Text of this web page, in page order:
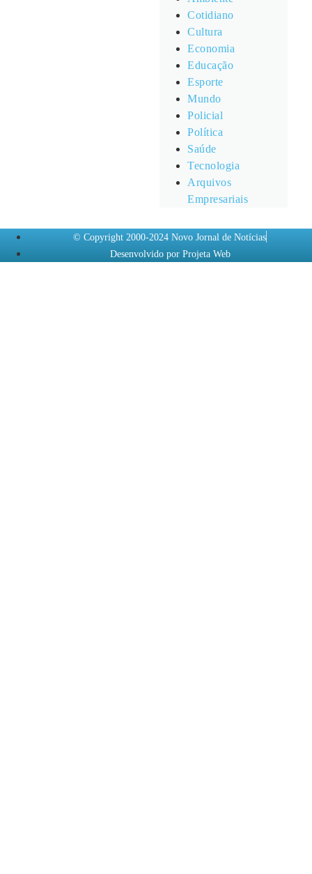
Cotidiano
Cultura
Economia
Educação
Esporte
Mundo
Policial
Política
Saúde
Tecnologia
Arquivos
Empresariais
© Copyright 2000-2024 Novo Jornal de Notícias
Desenvolvido por Projeta Web